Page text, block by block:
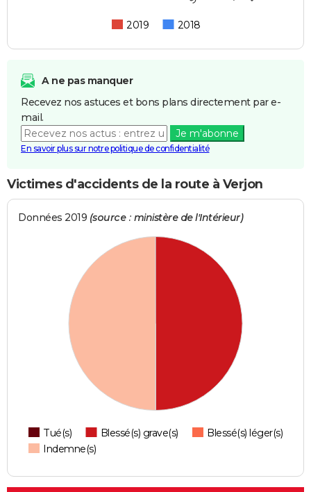
2019 2018
A ne pas manquer
Recevez nos astuces et bons plans directement par e-
mail.
Je m'abonne
En savoir plus sur notre politique de confidentialité
Victimes d'accidents de la route à Verjon
Données 2019 (source : ministère de l'Intérieur)
Tué(s) Blessé(s) grave(s)
Blessé(s) léger(s)
Indemne(s)